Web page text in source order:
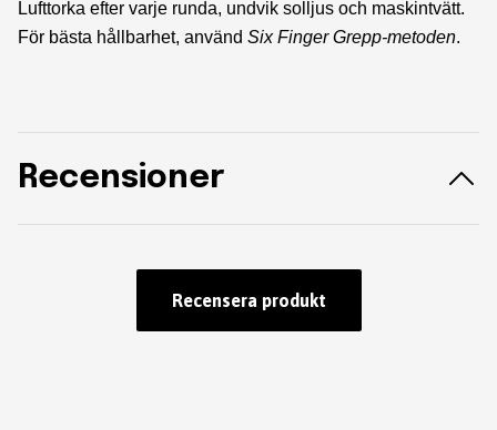
Lufttorka efter varje runda, undvik solljus och maskintvätt.
För bästa hållbarhet, använd Six Finger Grepp-metoden.
Recensioner
Recensera produkt